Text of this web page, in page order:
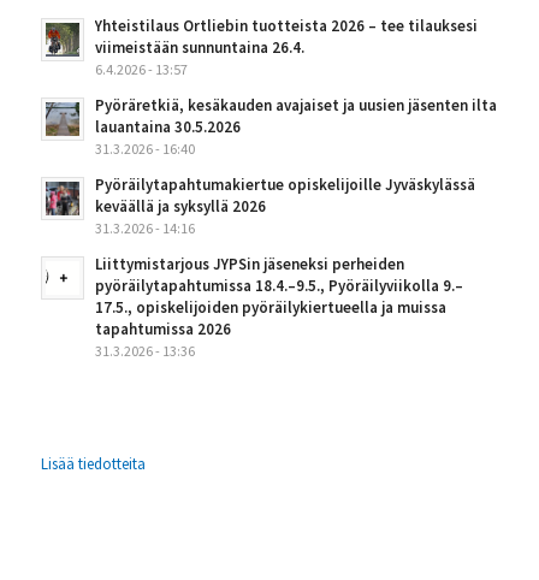
Yhteistilaus Ortliebin tuotteista 2026 – tee tilauksesi
viimeistään sunnuntaina 26.4.
6.4.2026 - 13:57
Pyöräretkiä, kesäkauden avajaiset ja uusien jäsenten ilta
lauantaina 30.5.2026
31.3.2026 - 16:40
Pyöräilytapahtumakiertue opiskelijoille Jyväskylässä
keväällä ja syksyllä 2026
31.3.2026 - 14:16
Liittymistarjous JYPSin jäseneksi perheiden
pyöräilytapahtumissa 18.4.–9.5., Pyöräilyviikolla 9.–
17.5., opiskelijoiden pyöräilykiertueella ja muissa
tapahtumissa 2026
31.3.2026 - 13:36
Lisää tiedotteita